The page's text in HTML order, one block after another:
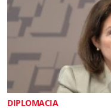
DIPLOMACIA